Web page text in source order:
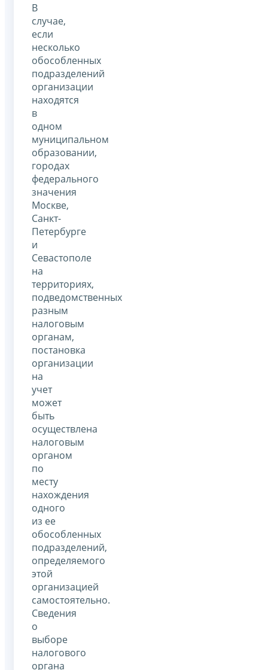
В
случае,
если
несколько
обособленных
подразделений
организации
находятся
в
одном
муниципальном
образовании,
городах
федерального
значения
Москве,
Санкт-
Петербурге
и
Севастополе
на
территориях,
подведомственных
разным
налоговым
органам,
постановка
организации
на
учет
может
быть
осуществлена
налоговым
органом
по
месту
нахождения
одного
из ее
обособленных
подразделений,
определяемого
этой
организацией
самостоятельно.
Сведения
о
выборе
налогового
органа